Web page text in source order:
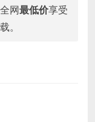
网最低价享受
。